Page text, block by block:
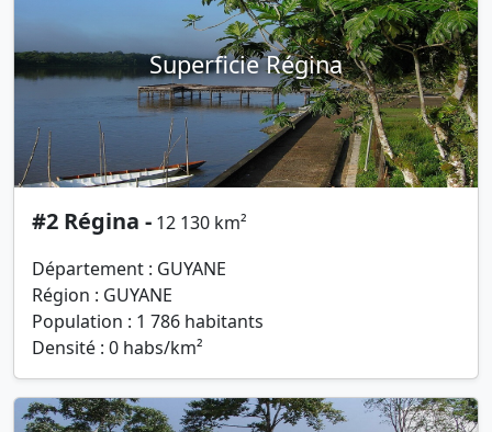
Superficie Régina
#2 Régina - 12 130 km²
Département : GUYANE
Région : GUYANE
Population : 1 786 habitants
Densité : 0 habs/km²